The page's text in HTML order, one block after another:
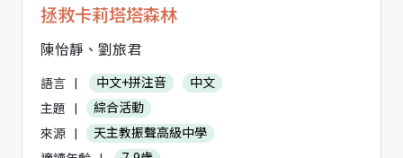
拯救卡莉塔塔森林
陳怡靜、劉旅君
語言 中文+拼注音
中文
主題
綜合活動
來源
天主教振聲高級中學